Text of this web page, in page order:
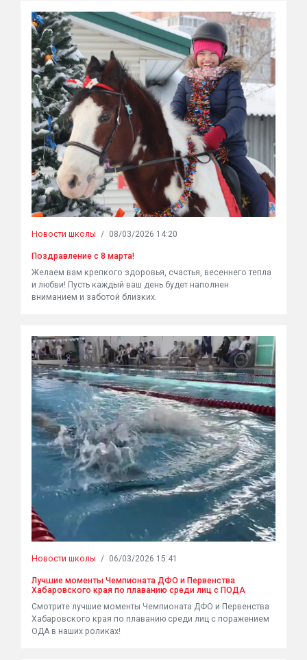
Новости школы / 08/03/2026 14:20
Поздравление с 8 марта!
Желаем вам крепкого здоровья, счастья, весеннего тепла
и любви! Пусть каждый ваш день будет наполнен
вниманием и заботой близких.
Новости школы / 06/03/2026 15:41
Лучшие моменты Чемпионата ДФО и Первенства
Хабаровского края по плаванию среди лиц с ПОДА
Смотрите лучшие моменты Чемпионата ДФО и Первенства
Хабаровского края по плаванию среди лиц с поражением
ОДА в наших роликах!